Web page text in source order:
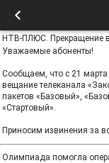
НТВ-ПЛЮС. Прекращение
Уважаемые абоненты!
Сообщаем, что с 21
вещание телеканала
пакетов «Базовый»,
«Стартовый».
Приносим извинения за
Олимпиада помогла